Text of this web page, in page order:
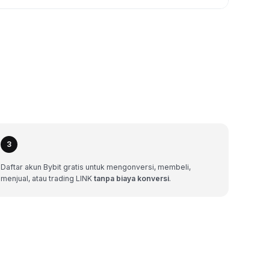
3
Daftar akun Bybit gratis untuk mengonversi, membeli,
menjual, atau trading LINK tanpa biaya konversi.